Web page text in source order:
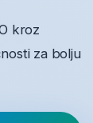
kroz
za bolju